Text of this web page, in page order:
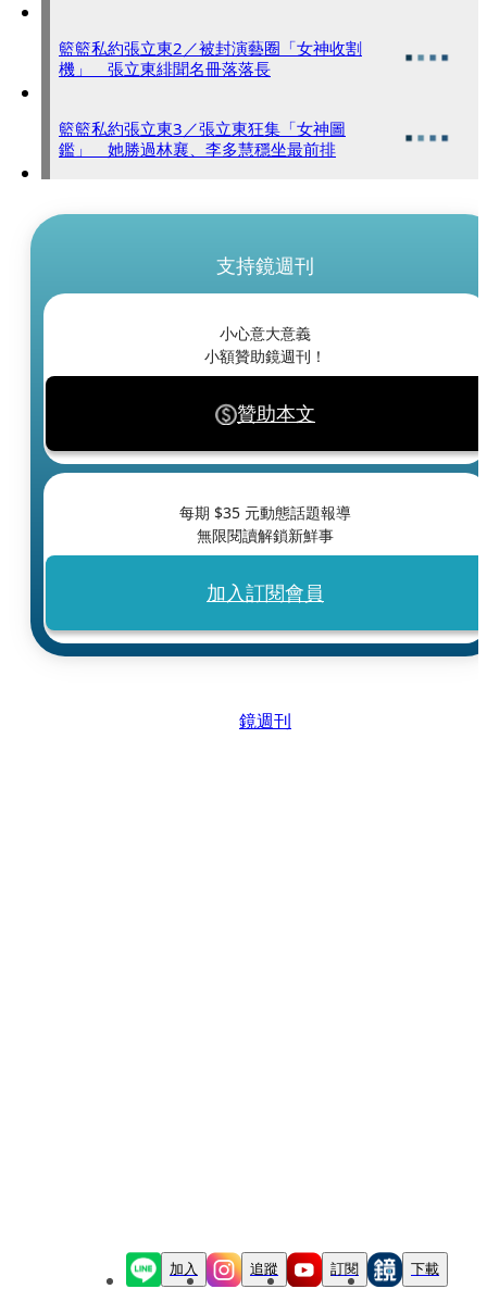
籃籃私約張立東2／被封演藝圈「女神收割
機」 張立東緋聞名冊落落長
籃籃私約張立東3／張立東狂集「女神圖
鑑」 她勝過林襄、李多慧穩坐最前排
支持鏡週刊
小心意大意義
小額贊助鏡週刊！
贊助本文
每期 $35 元動態話題報導
無限閱讀解鎖新鮮事
加入訂閱會員
鏡週刊
加入 追蹤 訂閱 下載